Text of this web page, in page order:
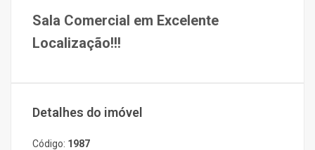
Sala Comercial em Excelente
Localização!!!
Detalhes do imóvel
Código: 1987